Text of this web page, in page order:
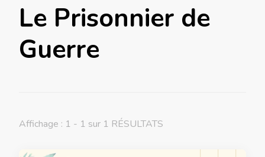
Le Prisonnier de
Guerre
Affichage : 1 - 1 sur 1 RÉSULTATS